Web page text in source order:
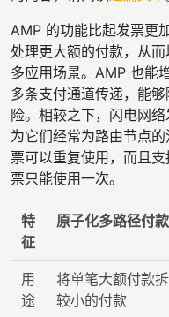
AMP 的功能比起发票更
处理更大额的付款，从
多应用场景。AMP 也能
多条支付通道传递，能
险。相较之下，闪电网
为它们经常为路由节点
票可以重复使用，而且
票只能使用一次。
特
征
原子化多路径付
用
途
将单笔大额付款
较小的付款